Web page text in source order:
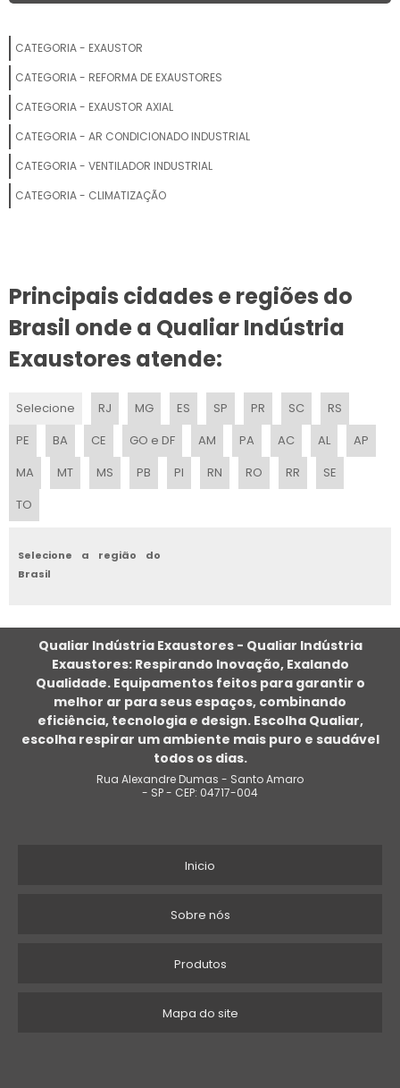
EXAUSTOR INDUSTRIAL 30CM 220V
VENDA DE EXAUSTORES INDUSTRIAIS
EXAUSTOR INDUSTRIAL PARA CHURRASQUEIRA
EXAUSTOR SILENCIOSO
EXAUSTOR PEQUENO
VENTILADOR CENTRÍFUGO DE ALTA PRESSÃO
EXAUSTOR COMERCIAL PREÇO
EXAUSTOR INDUSTRIAL DE PAREDE
EXAUSTOR PARA BANHEIRO COM SENSOR DE PRESENÇA
EXAUSTOR PARA BANHEIRO SILENCIOSO
FÁBRICA EXAUSTOR INDUSTRIAL
EXAUSTOR PORTÁTIL PREÇO
EXAUSTOR DE TELHADO PREÇO
EXAUSTOR PARA CHURRASQUEIRA SILENCIOSO
CATEGORIA - EXAUSTOR
CATEGORIA - REFORMA DE EXAUSTORES
CATEGORIA - EXAUSTOR AXIAL
CATEGORIA - AR CONDICIONADO INDUSTRIAL
CATEGORIA - VENTILADOR INDUSTRIAL
CATEGORIA - CLIMATIZAÇÃO
Principais cidades e regiões do
Brasil onde a Qualiar Indústria
Exaustores atende:
Selecione RJ MG ES SP PR SC
RS
PE
BA CE GO e DF AM PA AC AL
AP
MA
MT MS PB PI RN RO RR
SE
TO
Selecione a região do
Brasil
Qualiar Indústria Exaustores - Qualiar Indústria
Exaustores: Respirando Inovação, Exalando
Qualidade. Equipamentos feitos para garantir o
melhor ar para seus espaços, combinando
eficiência, tecnologia e design. Escolha Qualiar,
escolha respirar um ambiente mais puro e saudável
todos os dias.
Rua Alexandre Dumas - Santo Amaro
- SP - CEP: 04717-004
Inicio
Sobre nós
Produtos
Mapa do site